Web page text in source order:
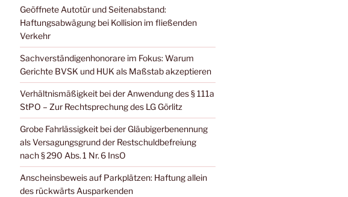
Geöffnete Autotür und Seitenabstand:
Haftungsabwägung bei Kollision im fließenden
Verkehr
Sachverständigenhonorare im Fokus: Warum
Gerichte BVSK und HUK als Maßstab akzeptieren
Verhältnismäßigkeit bei der Anwendung des § 111a
StPO – Zur Rechtsprechung des LG Görlitz
Grobe Fahrlässigkeit bei der Gläubigerbenennung
als Versagungsgrund der Restschuldbefreiung
nach § 290 Abs. 1 Nr. 6 InsO
Anscheinsbeweis auf Parkplätzen: Haftung allein
des rückwärts Ausparkenden